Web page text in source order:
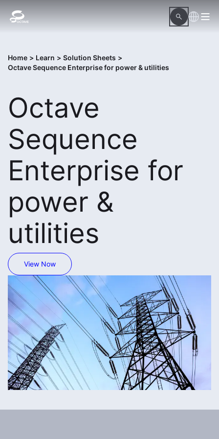
Home > Learn > Solution Sheets >
Octave Sequence Enterprise for power & utilities
Octave
Sequence
Enterprise for
power &
utilities
View Now